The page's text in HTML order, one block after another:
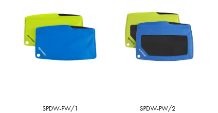
SPDW-PW/1 SPDW-PW/2